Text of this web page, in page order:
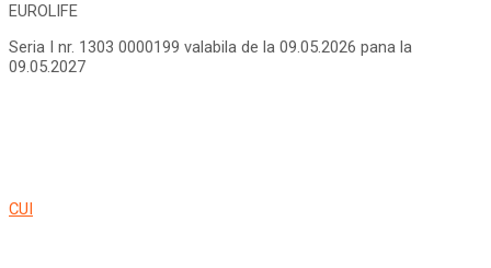
EUROLIFE
Seria I nr. 1303 0000199 valabila de la 09.05.2026 pana la
09.05.2027
CUI